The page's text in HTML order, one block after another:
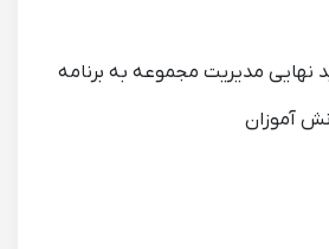
نهایی مدیریت مجموعه به برنامه
آموزان